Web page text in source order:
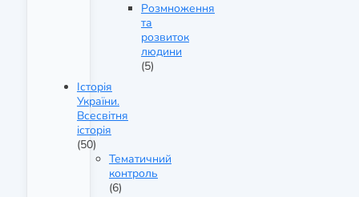
Розмноження
та
розвиток
людини
(5)
Історія
України.
Всесвітня
історія
(50)
Тематичний
контроль
(6)